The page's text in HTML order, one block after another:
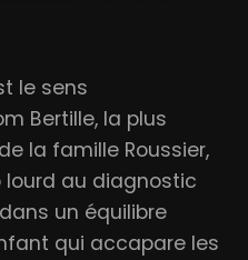
le sens
Bertille, la plus
la famille Roussier,
lourd au diagnostic
un équilibre
qui accapare les